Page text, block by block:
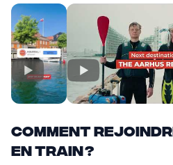
Comment
en train ?